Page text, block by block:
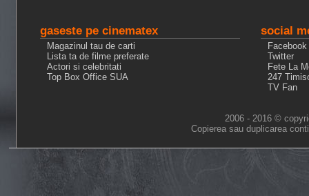
gaseste pe cinematex
Magazinul tau de carti
Lista ta de filme preferate
Actori si celebritati
Top Box Office SUA
social
Facebook
Twitter
Fete La
247
TV Fan
2006 - 2016 ©
Copierea sau duplicarea